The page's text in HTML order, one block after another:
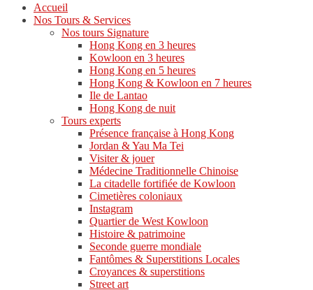
Accueil
Nos Tours & Services
Nos tours Signature
Hong Kong en 3 heures
Kowloon en 3 heures
Hong Kong en 5 heures
Hong Kong & Kowloon en 7 heures
Ile de Lantao
Hong Kong de nuit
Tours experts
Présence française à Hong Kong
Jordan & Yau Ma Tei
Visiter & jouer
Médecine Traditionnelle Chinoise
La citadelle fortifiée de Kowloon
Cimetières coloniaux
Instagram
Quartier de West Kowloon
Histoire & patrimoine
Seconde guerre mondiale
Fantômes & Superstitions Locales
Croyances & superstitions
Street art